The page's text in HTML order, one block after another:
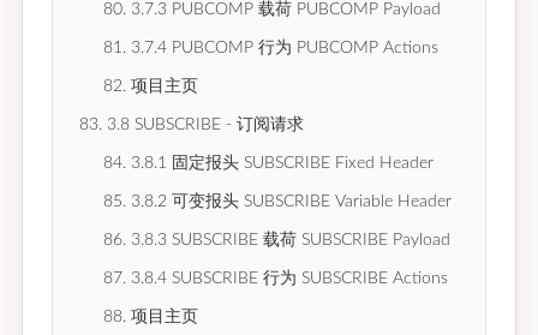
80. 3.7.3 PUBCOMP 载荷 PUBCOMP Payload
81. 3.7.4 PUBCOMP 行为 PUBCOMP Actions
82. 项目主页
83. 3.8 SUBSCRIBE - 订阅请求
84. 3.8.1 固定报头 SUBSCRIBE Fixed Header
85. 3.8.2 可变报头 SUBSCRIBE Variable Header
86. 3.8.3 SUBSCRIBE 载荷 SUBSCRIBE Payload
87. 3.8.4 SUBSCRIBE 行为 SUBSCRIBE Actions
88. 项目主页